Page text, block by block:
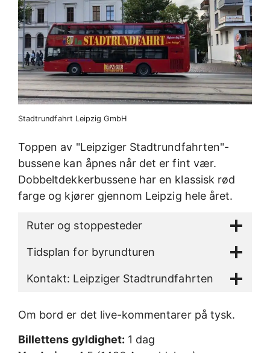
Stadtrundfahrt Leipzig GmbH
Toppen av "Leipziger Stadtrundfahrten"-
bussene kan åpnes når det er fint vær.
Dobbeltdekkerbussene har en klassisk rød
farge og kjører gjennom Leipzig hele året.
Ruter og stoppesteder
Tidsplan for byrundturen
Kontakt: Leipziger Stadtrundfahrten
Om bord er det live-kommentarer på tysk.
Billettens gyldighet: 1 dag